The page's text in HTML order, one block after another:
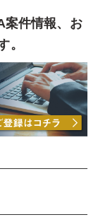
案件情報、お
。